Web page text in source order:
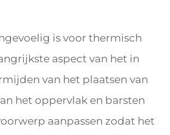
is voor thermisch
aspect van het in
van het plaatsen van
het oppervlak en barsten
aanpassen zodat het